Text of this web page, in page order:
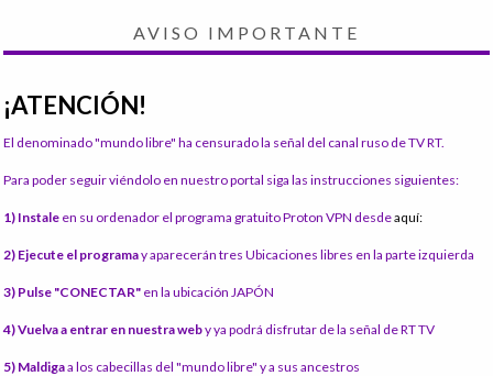
AVISO IMPORTANTE
¡ATENCIÓN!
El denominado "mundo libre" ha censurado la señal del canal ruso de TV RT.
Para poder seguir viéndolo en nuestro portal siga las instrucciones siguientes:
1) Instale en su ordenador el programa gratuito Proton VPN desdeaquí:
2) Ejecute el programay aparecerán tres Ubicaciones libres en la parte izquierda
3) Pulse "CONECTAR" en la ubicación JAPÓN
4) Vuelva a entrar en nuestra weby ya podrá disfrutar de la señal de RT TV
5) Maldigaa los cabecillas del "mundo libre" y a sus ancestros